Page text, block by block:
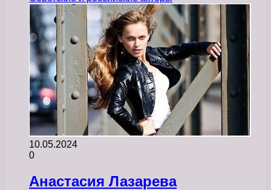
10.05.2024
0
Анастасия Лазарева